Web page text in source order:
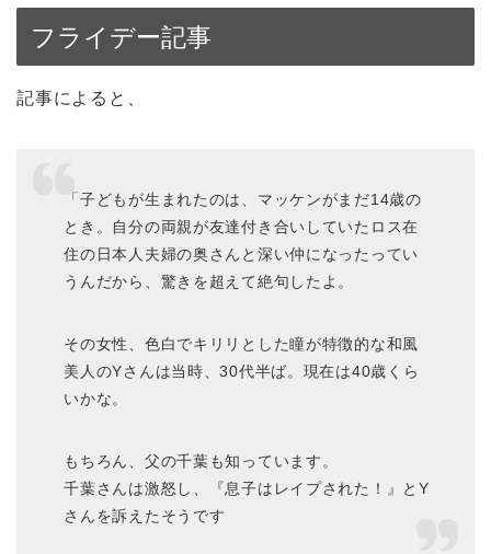
フライデー記事
記事によると、
「子どもが生まれたのは、マッケンがまだ14歳の
とき。自分の両親が友達付き合いしていたロス在
住の日本人夫婦の奥さんと深い仲になったってい
うんだから、驚きを超えて絶句したよ。
その女性、色白でキリリとした瞳が特徴的な和風
美人のYさんは当時、30代半ば。現在は40歳くら
いかな。
もちろん、父の千葉も知っています。
千葉さんは激怒し、『息子はレイプされた！』とY
さんを訴えたそうです